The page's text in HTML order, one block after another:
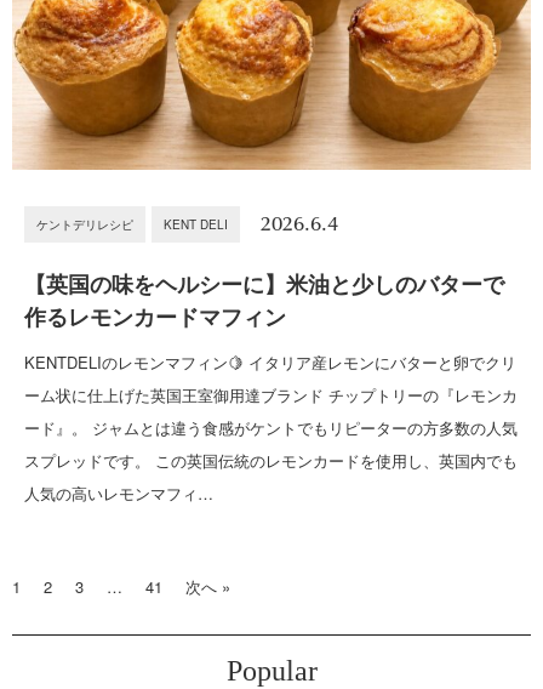
ケントデリレシピ KENT DELI 2026.6.4
【英国の味をヘルシーに】米油と少しのバターで
作るレモンカードマフィン
KENTDELIのレモンマフィン🍋 イタリア産レモンにバターと卵でクリ
ーム状に仕上げた英国王室御用達ブランド チップトリーの『レモンカ
ード』。 ジャムとは違う食感がケントでもリピーターの方多数の人気
スプレッドです。 この英国伝統のレモンカードを使用し、英国内でも
人気の高いレモンマフィ…
1 2 3 … 41 次へ »
Popular